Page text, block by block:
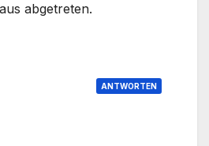
abgetreten.
ANTWORTEN